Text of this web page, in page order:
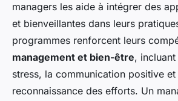
managers les aide à intégrer des
et bienveillantes dans leurs
programmes renforcent leurs
management et bien-être,
stress, la communication positive et
reconnaissance des efforts. Un